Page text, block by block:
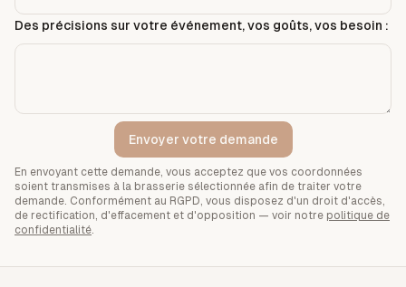
Des précisions sur votre événement, vos goûts, vos besoin :
Envoyer votre demande
En envoyant cette demande, vous acceptez que vos coordonnées
soient transmises à la brasserie sélectionnée afin de traiter votre
demande. Conformément au RGPD, vous disposez d'un droit d'accès,
de rectification, d'effacement et d'opposition — voir notre politique de
confidentialité.